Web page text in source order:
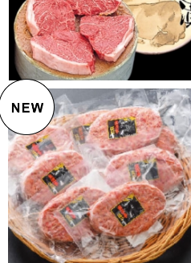
¥7,600